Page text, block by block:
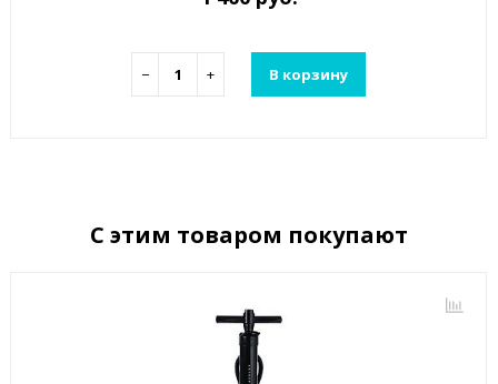
− + В корзину
С этим товаром покупают